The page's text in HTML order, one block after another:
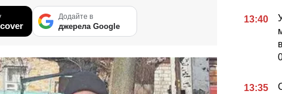
Додайте в
джерела Google
13:40
13:35